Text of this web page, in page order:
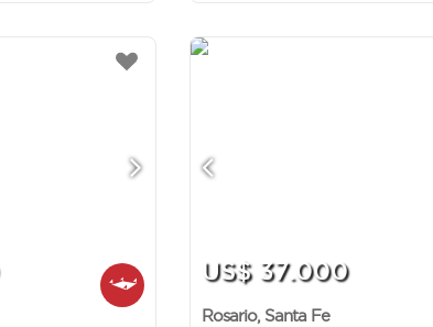
US$ 37.000
Rosario, Santa Fe